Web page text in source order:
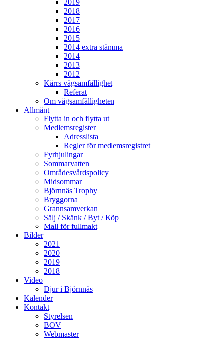
2019
2018
2017
2016
2015
2014 extra stämma
2014
2013
2012
Kärrs vägsamfällighet
Referat
Om vägsamfälligheten
Allmänt
Flytta in och flytta ut
Medlemsregister
Adresslista
Regler för medlemsregistret
Fyrhjulingar
Sommarvatten
Områdesvårdspolicy
Midsommar
Björnnäs Trophy
Bryggorna
Grannsamverkan
Sälj / Skänk / Byt / Köp
Mall för fullmakt
Bilder
2021
2020
2019
2018
Video
Djur i Björnnäs
Kalender
Kontakt
Styrelsen
BOV
Webmaster